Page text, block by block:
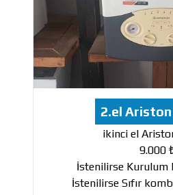
2.el
ikinci el
9.000
İstenilirse Kurulum
İstenilirse Sıfır